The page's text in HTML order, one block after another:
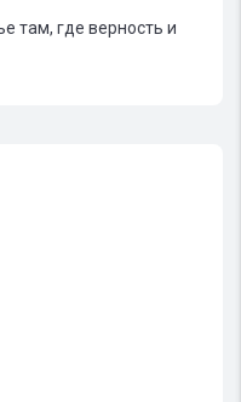
там, где верность и